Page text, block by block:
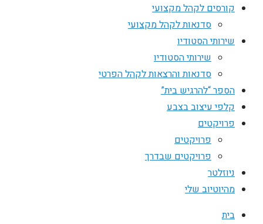
קורסים לקהל מקצועי
סדנאות לקהל מקצועי
שירותי הסטודיו
שירותי הסטודיו
סדנאות והרצאות לקהל הפרטי
הספר “להרגיש בית”
קלפי עיצוב בצבע
פרויקטים
פרויקטים
פרויקטים שבדרך
ניוזלטר
מהיוטיוב שלי
בית